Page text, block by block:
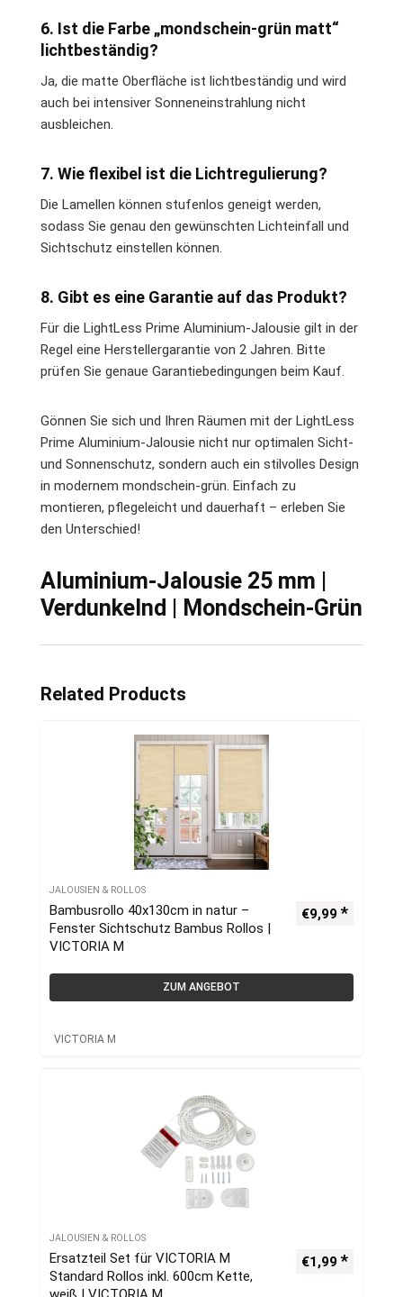
6. Ist die Farbe „mondschein-grün matt“
lichtbeständig?
Ja, die matte Oberfläche ist lichtbeständig und wird
auch bei intensiver Sonneneinstrahlung nicht
ausbleichen.
7. Wie flexibel ist die Lichtregulierung?
Die Lamellen können stufenlos geneigt werden,
sodass Sie genau den gewünschten Lichteinfall und
Sichtschutz einstellen können.
8. Gibt es eine Garantie auf das Produkt?
Für die LightLess Prime Aluminium-Jalousie gilt in der
Regel eine Herstellergarantie von 2 Jahren. Bitte
prüfen Sie genaue Garantiebedingungen beim Kauf.
Gönnen Sie sich und Ihren Räumen mit der LightLess
Prime Aluminium-Jalousie nicht nur optimalen Sicht-
und Sonnenschutz, sondern auch ein stilvolles Design
in modernem mondschein-grün. Einfach zu
montieren, pflegeleicht und dauerhaft – erleben Sie
den Unterschied!
Aluminium-Jalousie 25 mm |
Verdunkelnd | Mondschein-Grün
Related Products
JALOUSIEN & ROLLOS
Bambusrollo 40x130cm in natur –
Fenster Sichtschutz Bambus Rollos |
VICTORIA M
€9,99
ZUM ANGEBOT
VICTORIA M
JALOUSIEN & ROLLOS
Ersatzteil Set für VICTORIA M
Standard Rollos inkl. 600cm Kette,
€1,99